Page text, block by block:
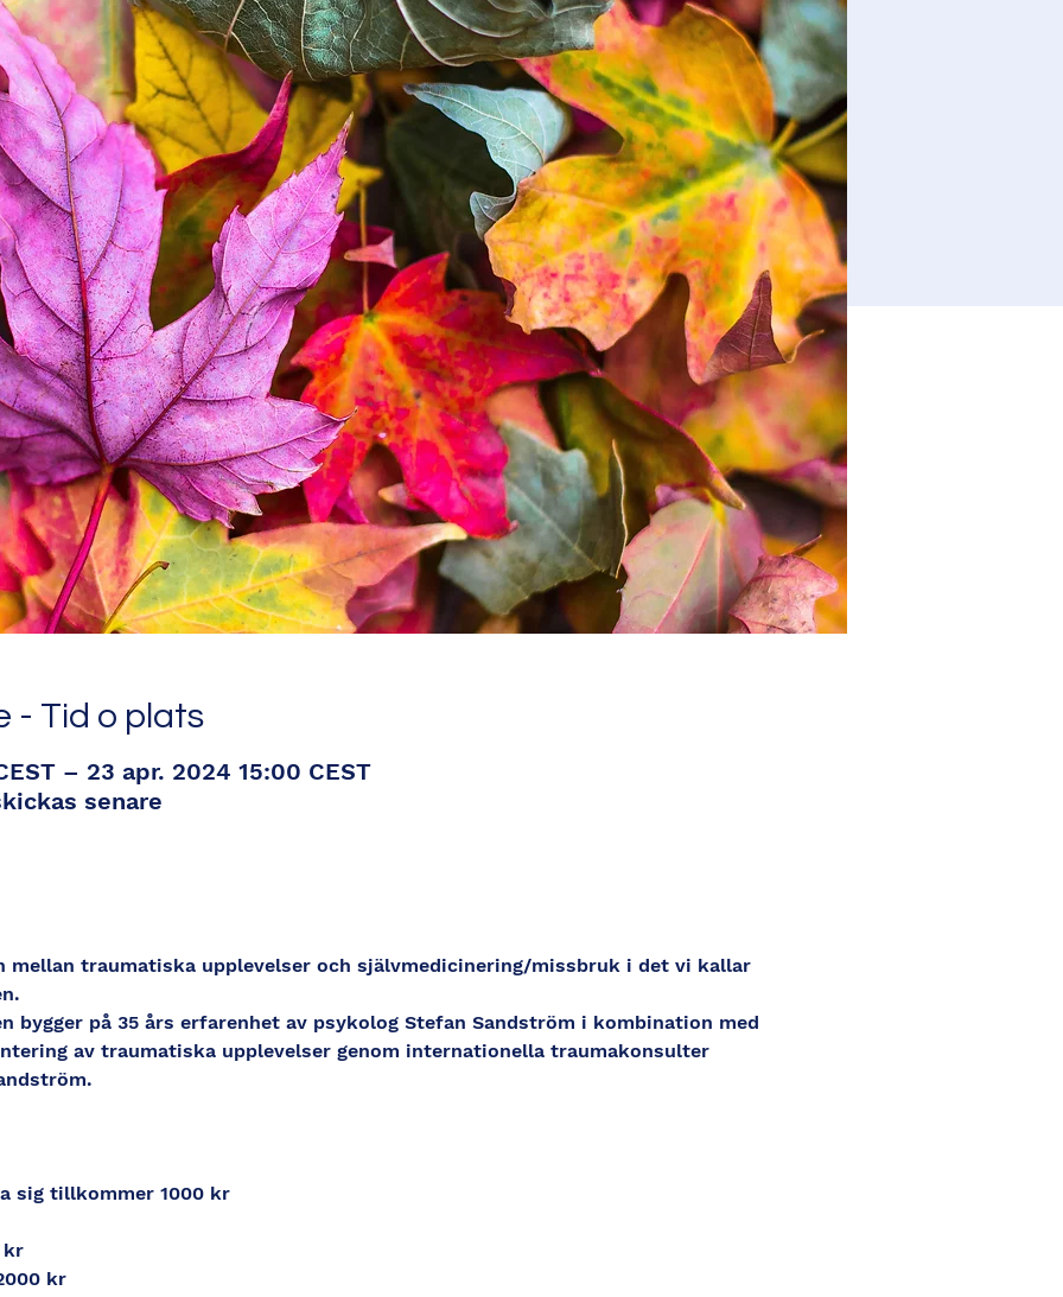
- Tid o plats
– 23 apr. 2024 15:00 CEST
senare
mellan traumatiska upplevelser och självmedicinering/missbruk i det vi kallar
bygger på 35 års erfarenhet av psykolog Stefan Sandström i kombination med
av traumatiska upplevelser genom internationella traumakonsulter
sig tillkommer 1000 kr
kr
kr